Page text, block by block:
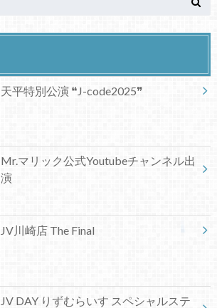
天平特別公演 ❝J-code2025❞
Mr.マリック公式Youtubeチャンネル出
演
JV川崎店 The Final
JV DAY りずむらいす スペシャルステ